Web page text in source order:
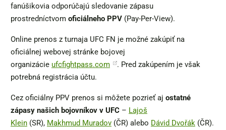
fanúšikovia odporúčajú sledovanie zápasu
prostredníctvom oficiálneho PPV (Pay-Per-View).
Online prenos z turnaja UFC FN je možné zakúpiť na
oficiálnej webovej stránke bojovej
organizácie ufcfightpass.com
. Pred zakúpením je však
potrebná registrácia účtu.
Cez oficiálny PPV prenos si môžete pozrieť aj ostatné
zápasy našich bojovníkov v UFC – Lajoš
Klein (SR), Makhmud Muradov (ČR) alebo Dávid Dvořák (ČR).